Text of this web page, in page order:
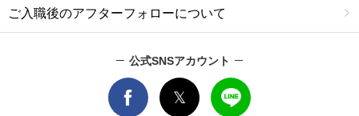
ご入職後のアフターフォローについて
公式SNSアカウント